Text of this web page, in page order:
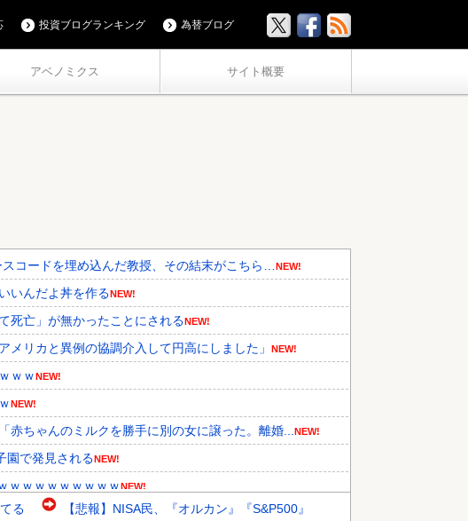
アベノミクス サイト概要
投資ブログランキング 為替ブログ
コードを埋め込んだ教授、その結末がこちら… NEW!
いんだよ丼を作るNEW!
死亡」が無かったことにされるNEW!
リカと異例の協調介入して円高にしました」 NEW!
ｗｗNEW!
NEW!
赤ちゃんのミルクを勝手に別の女に譲った。離婚... NEW!
園で発見されるNEW!
ｗｗｗｗｗｗｗｗｗNEW!
人投資家と機関が売り越しを仕掛けコスピが... NEW!
る
【悲報】NISA民、『オルカン』『S&P500』